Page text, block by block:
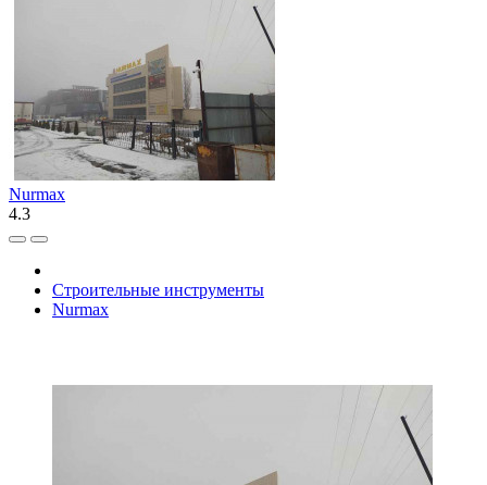
Nurmax
4.3
Строительные инструменты
Nurmax